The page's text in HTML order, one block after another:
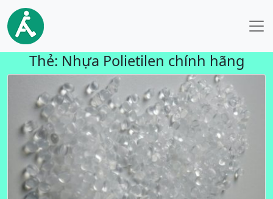
Thẻ: Nhựa Polietilen chính hãng